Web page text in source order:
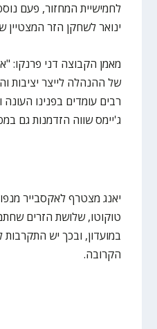
לחמישיית המחזור, פעם
ינואר לשחקן הזר המצטיין
מאמן הקבוצה דני פרנקו:
של ההנהלה לייצר יציבות
רבים עומדים בפנינו
ג'יימס שווה הזדמנות גם
יאנג מצטרף לאקסבייר
טוקוטו, שלושת הזרים
במועדון, ובכך יש
הקרובה.